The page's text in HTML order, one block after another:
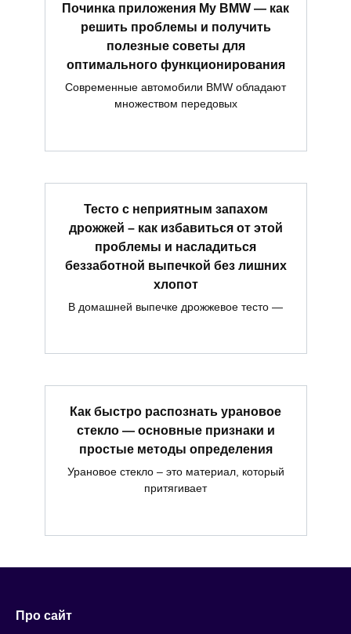
Починка приложения My BMW — как
решить проблемы и получить
полезные советы для
оптимального функционирования
Современные автомобили BMW обладают
множеством передовых
Тесто с неприятным запахом
дрожжей – как избавиться от этой
проблемы и насладиться
беззаботной выпечкой без лишних
хлопот
В домашней выпечке дрожжевое тесто —
Как быстро распознать урановое
стекло — основные признаки и
простые методы определения
Урановое стекло – это материал, который
притягивает
Про сайт